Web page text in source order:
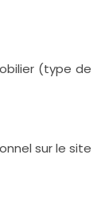
(type de
sur le site